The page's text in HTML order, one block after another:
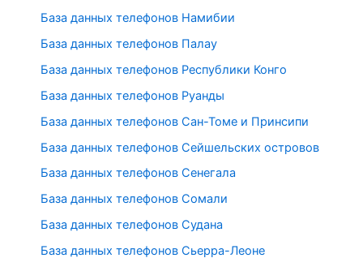
База данных телефонов Намибии
База данных телефонов Палау
База данных телефонов Республики Конго
База данных телефонов Руанды
База данных телефонов Сан-Томе и Принсипи
База данных телефонов Сейшельских островов
База данных телефонов Сенегала
База данных телефонов Сомали
База данных телефонов Судана
База данных телефонов Сьерра-Леоне